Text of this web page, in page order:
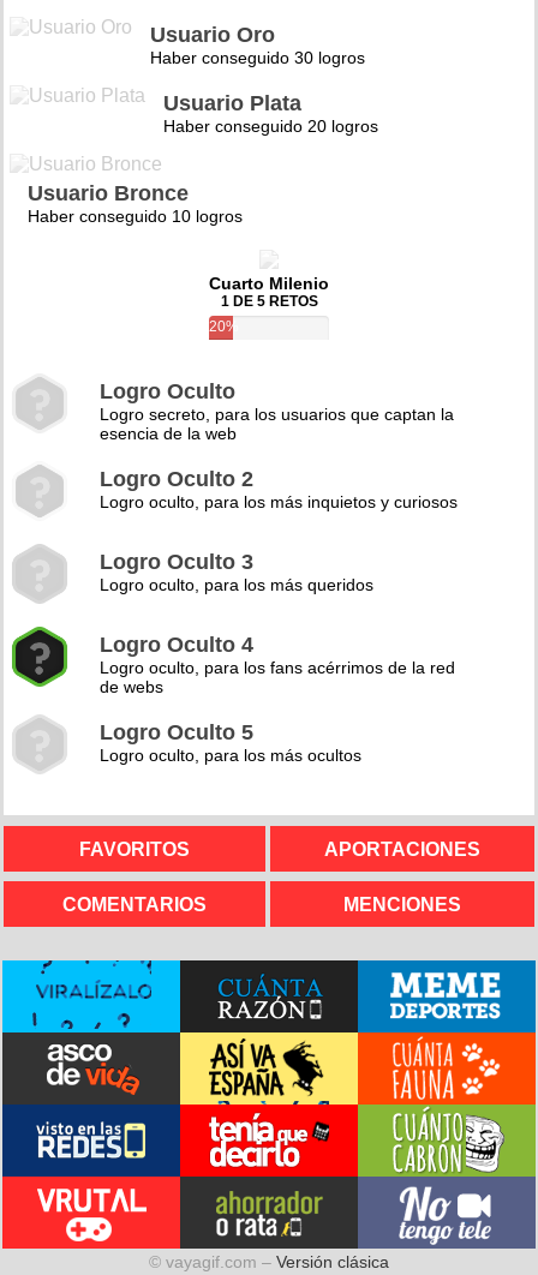
Usuario Oro
Haber conseguido 30 logros
Usuario Plata
Haber conseguido 20 logros
Usuario Bronce
Haber conseguido 10 logros
Cuarto Milenio
1 DE 5 RETOS
20%
Logro Oculto
Logro secreto, para los usuarios que captan la
esencia de la web
Logro Oculto 2
Logro oculto, para los más inquietos y curiosos
Logro Oculto 3
Logro oculto, para los más queridos
Logro Oculto 4
Logro oculto, para los fans acérrimos de la red
de webs
Logro Oculto 5
Logro oculto, para los más ocultos
FAVORITOS APORTACIONES
COMENTARIOS MENCIONES
© vayagif.com – Versión clásica